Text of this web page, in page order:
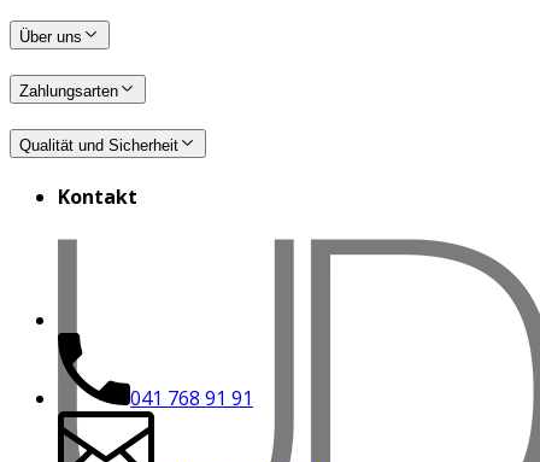
Über uns
Zahlungsarten
Qualität und Sicherheit
Kontakt
041 768 91 91